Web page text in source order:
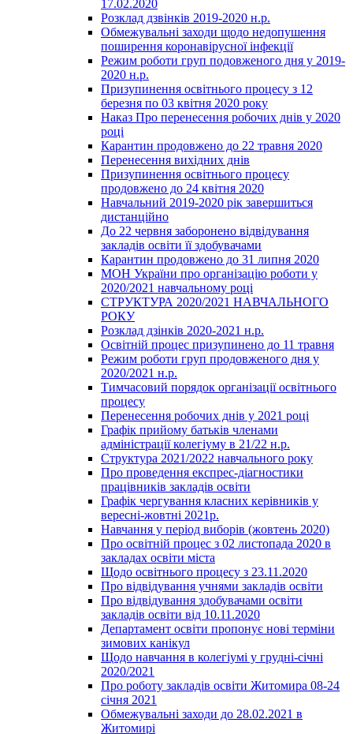
17.02.2020
Розклад дзвінків 2019-2020 н.р.
Обмежувальні заходи щодо недопушення
поширення коронавірусної інфекції
Режим роботи груп подовженого дня у 2019-
2020 н.р.
Призупинення освітнього процесу з 12
березня по 03 квітня 2020 року
Наказ Про перенесення робочих днів у 2020
році
Карантин продовжено до 22 травня 2020
Перенесення вихідних днів
Призупинення освітнього процесу
продовжено до 24 квітня 2020
Навчальний 2019-2020 рік завершиться
дистанційно
До 22 червня заборонено відвідування
закладів освіти її здобувачами
Карантин продовжено до 31 липня 2020
МОН України про організацію роботи у
2020/2021 навчальному році
СТРУКТУРА 2020/2021 НАВЧАЛЬНОГО
РОКУ
Розклад дзінків 2020-2021 н.р.
Освітній процес призупинено до 11 травня
Режим роботи груп продовженого дня у
2020/2021 н.р.
Тимчасовий порядок організації освітнього
процесу
Перенесення робочих днів у 2021 році
Графік прийому батьків членами
адміністрації колегіуму в 21/22 н.р.
Структура 2021/2022 навчального року
Про проведення експрес-діагностики
працівників закладів освіти
Графік чергування класних керівників у
вересні-жовтні 2021р.
Навчання у період виборів (жовтень 2020)
Про освітній процес з 02 листопада 2020 в
закладах освіти міста
Щодо освітнього процесу з 23.11.2020
Про відвідування учнями закладів освіти
Про відвідування здобувачами освіти
закладів освіти від 10.11.2020
Департамент освіти пропонує нові терміни
зимових канікул
Щодо навчання в колегіумі у грудні-січні
2020/2021
Про роботу закладів освіти Житомира 08-24
січня 2021
Обмежувальні заходи до 28.02.2021 в
Житомирі